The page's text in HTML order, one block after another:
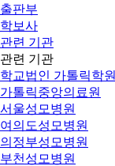
출판부
학보사
관련 기관
관련 기관
학교법인 가톨릭학원
가톨릭중앙의료원
서울성모병원
여의도성모병원
의정부성모병원
부천성모병원